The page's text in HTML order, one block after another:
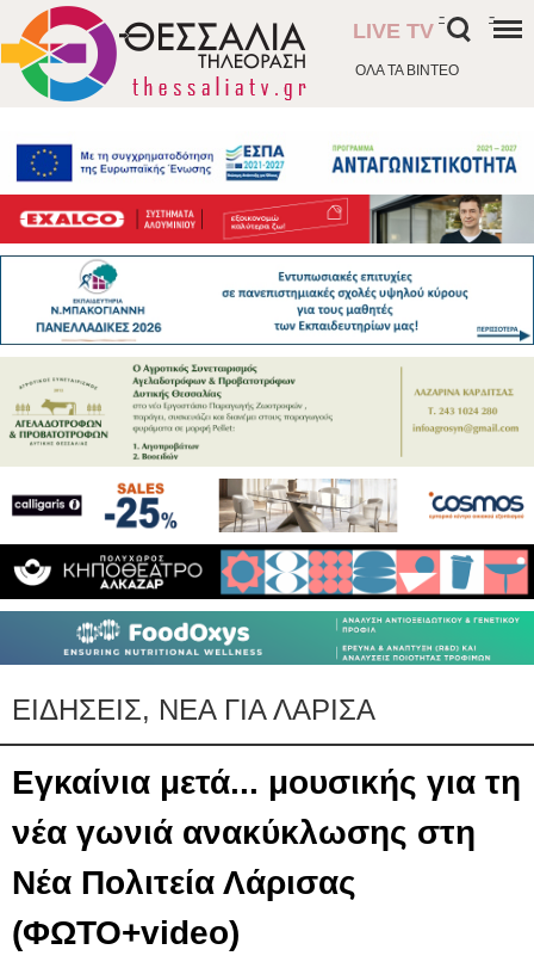
ΟΛΑ ΤΑ ΒΙΝΤΕΟ
LIVE TV
- -
ΕΙΔΗΣΕΙΣ, ΝΕΑ ΓΙΑ ΛΑΡΙΣΑ
Εγκαίνια μετά... μουσικής για τη
νέα γωνιά ανακύκλωσης στη
Νέα Πολιτεία Λάρισας
(ΦΩΤΟ+video)